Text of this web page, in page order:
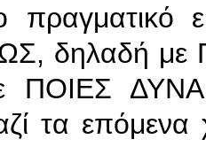
πραγματικό
δηλαδή με
ΠΟΙΕΣ
τα επόμενα